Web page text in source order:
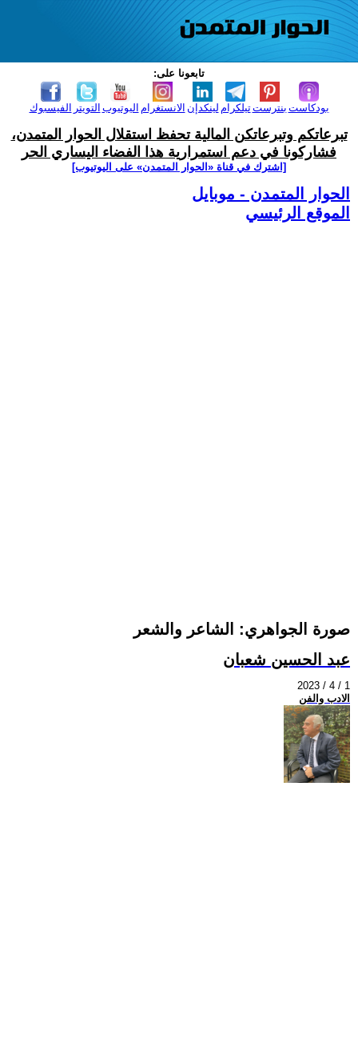
تابعونا على:
الفيسبوك التويتر اليوتيوب الانستغرام لينكدإن تيلكرامبنترست بودكاست
تبرعاتكم وتبرعاتكن المالية تحفظ استقلال الحوار المتمدن،
فشاركونا في دعم استمرارية هذا الفضاء اليساري الحر
[اشترك في قناة ‫«الحوار المتمدن» على اليوتيوب]
الحوار المتمدن - موبايل
الموقع الرئيسي
صورة الجواهري: الشاعر والشعر
عبد الحسين شعبان
2023 / 4 / 1
الادب والفن